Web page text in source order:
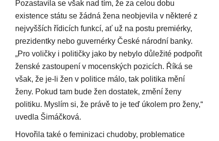
Pozastavila se však nad tím, že za celou dobu
existence státu se žádná žena neobjevila v některé z
nejvyšších řídicích funkcí, ať už na postu premiérky,
prezidentky nebo guvernérky České národní banky.
„Pro voličky i političky jako by nebylo důležité podpořit
ženské zastoupení v mocenských pozicích. Říká se
však, že je-li žen v politice málo, tak politika mění
ženy. Pokud tam bude žen dostatek, změní ženy
politiku. Myslím si, že právě to je teď úkolem pro ženy,“
uvedla Šimáčková.
Hovořila také o feminizaci chudoby, problematice